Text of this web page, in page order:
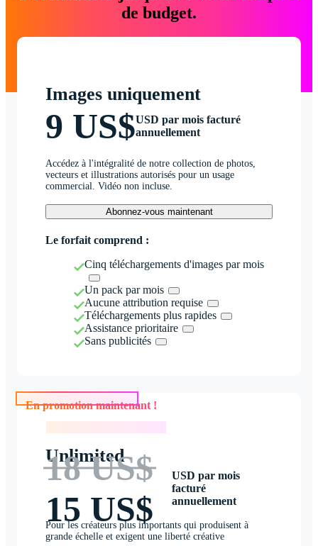
de budget.
Images uniquement
9 US$USD par mois facturé
annuellement
Accédez à l'intégralité de notre collection de photos,
vecteurs et illustrations autorisés pour un usage
commercial. Vidéo non incluse.
Abonnez-vous maintenant
Le forfait comprend :
Cinq téléchargements d'images par mois
Un pack par mois
Aucune attribution requise
Téléchargements plus rapides
Assistance prioritaire
Sans publicités
En promotion maintenant !
Unlimited
18 US$
15 US$
USD par mois
facturé
annuellement
Pour les créateurs plus importants qui produisent à
grande échelle et exigent une liberté créative